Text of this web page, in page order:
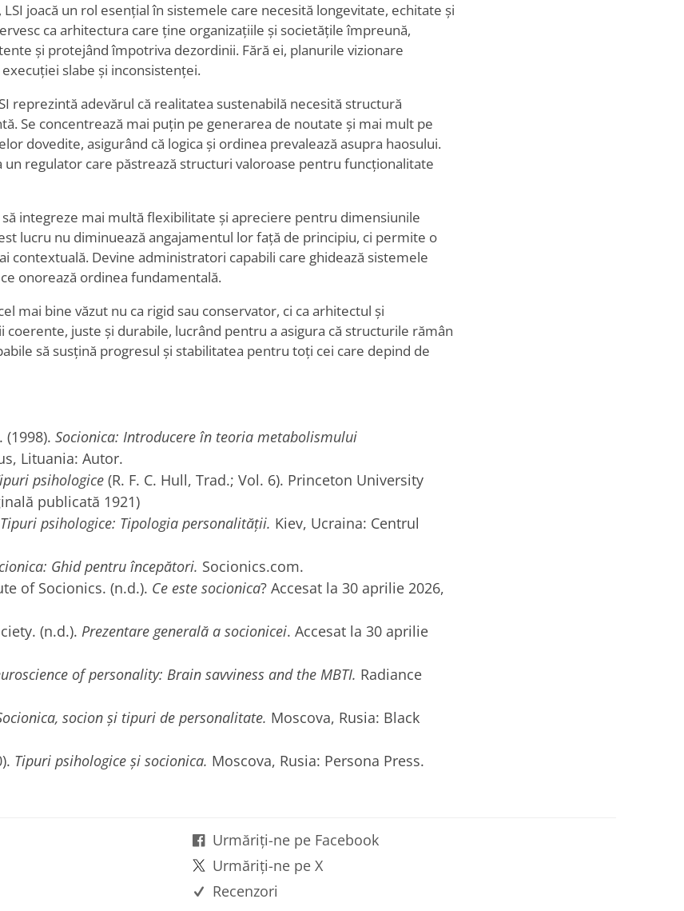
joacă un rol esențial în sistemele care necesită longevitate, echitate și
ca arhitectura care ține organizațiile și societățile împreună,
și protejând împotriva dezordinii. Fără ei, planurile vizionare
slabe și inconsistenței.
reprezintă adevărul că realitatea sustenabilă necesită structură
Se concentrează mai puțin pe generarea de noutate și mai mult pe
dovedite, asigurând că logica și ordinea prevalează asupra haosului.
un regulator care păstrează structuri valoroase pentru funcționalitate
să integreze mai multă flexibilitate și apreciere pentru dimensiunile
lucru nu diminuează angajamentul lor față de principiu, ci permite o
contextuală. Devine administratori capabili care ghidează sistemele
onorează ordinea fundamentală.
mai bine văzut nu ca rigid sau conservator, ci ca arhitectul și
juste și durabile, lucrând pentru a asigura că structurile rămân
să susțină progresul și stabilitatea pentru toți cei care depind de
Socionica: Introducere în teoria metabolismului
Lituania: Autor.
psihologice (R. F. C. Hull, Trad.; Vol. 6). Princeton University
publicată 1921)
Tipuri psihologice: Tipologia personalității. Kiev, Ucraina: Centrul
Ghid pentru începători. Socionics.com.
of Socionics. (n.d.). Ce este socionica? Accesat la 30 aprilie 2026,
(n.d.). Prezentare generală a socionicei. Accesat la 30 aprilie
of personality: Brain savviness and the MBTI. Radiance
socion și tipuri de personalitate. Moscova, Rusia: Black
Tipuri psihologice și socionica. Moscova, Rusia: Persona Press.
Urmăriți-ne pe Facebook
Urmăriți-ne pe X
Recenzori